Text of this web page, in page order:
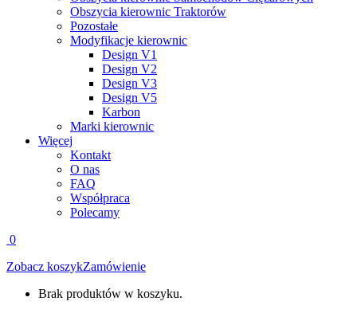
Obszycia kierownic Traktorów
Pozostałe
Modyfikacje kierownic
Design V1
Design V2
Design V3
Design V5
Karbon
Marki kierownic
Więcej
Kontakt
O nas
FAQ
Współpraca
Polecamy
0
Zobacz koszykZamówienie
Brak produktów w koszyku.